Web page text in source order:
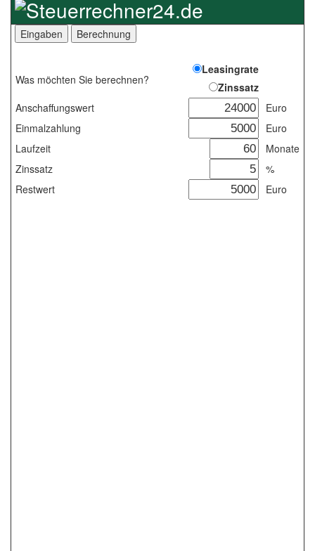
Was möchten Sie berechnen?
Leasingrate
Zinssatz
Anschaffungswert
Euro
Einmalzahlung
Euro
Laufzeit
Monate
Zinssatz
%
Restwert
Euro